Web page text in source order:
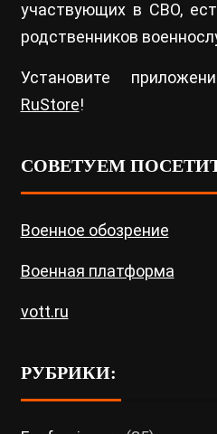
участвующих в СВО,
родственников
Установите
RuStore!
СОВЕТУЕМ
Военное обозрение
Военная платформа
vott.ru
РУБРИКИ: